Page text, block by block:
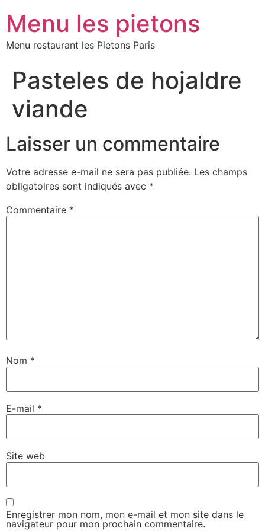
Menu les pietons
Menu restaurant les Pietons Paris
Pasteles de hojaldre
viande
Laisser un commentaire
Votre adresse e-mail ne sera pas publiée. Les champs
obligatoires sont indiqués avec *
Commentaire *
Nom *
E-mail *
Site web
Enregistrer mon nom, mon e-mail et mon site dans le
navigateur pour mon prochain commentaire.